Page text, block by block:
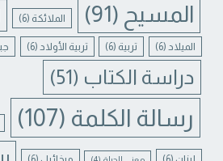
المسيح (91) الملائكة (6)
الميلاد (6) تربية (6) تربية الأولاد (6)
دراسة الكتاب (51)
رسالة الكلمة (107)